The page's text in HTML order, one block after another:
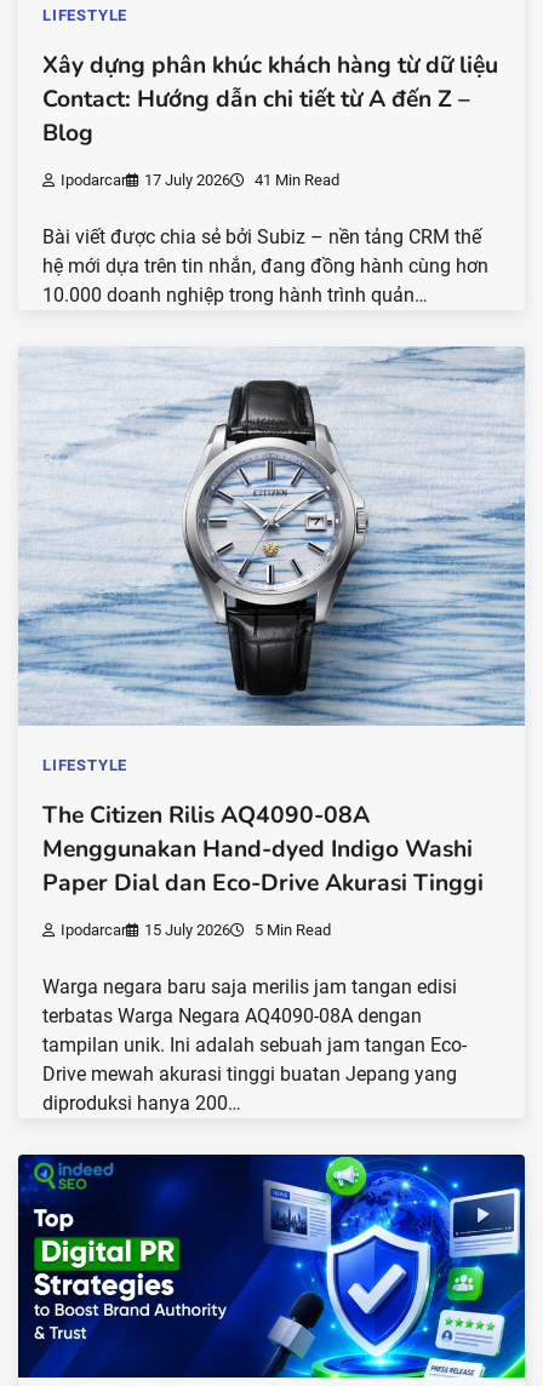
LIFESTYLE
Xây dựng phân khúc khách hàng từ dữ liệu
Contact: Hướng dẫn chi tiết từ A đến Z –
Blog
Ipodarcar 17 July 2026 41 Min Read
Bài viết được chia sẻ bởi Subiz – nền tảng CRM thế
hệ mới dựa trên tin nhắn, đang đồng hành cùng hơn
10.000 doanh nghiệp trong hành trình quản…
LIFESTYLE
The Citizen Rilis AQ4090-08A
Menggunakan Hand-dyed Indigo Washi
Paper Dial dan Eco-Drive Akurasi Tinggi
Ipodarcar 15 July 2026 5 Min Read
Warga negara baru saja merilis jam tangan edisi
terbatas Warga Negara AQ4090-08A dengan
tampilan unik. Ini adalah sebuah jam tangan Eco-
Drive mewah akurasi tinggi buatan Jepang yang
diproduksi hanya 200…